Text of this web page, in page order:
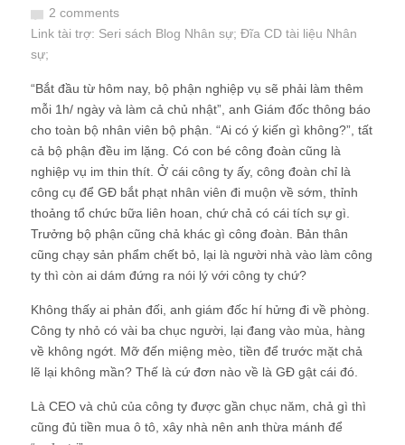
2 comments
Link tài trợ: Seri sách Blog Nhân sự; Đĩa CD tài liệu Nhân
sự;
“Bắt đầu từ hôm nay, bộ phận nghiệp vụ sẽ phải làm thêm
mỗi 1h/ ngày và làm cả chủ nhật”, anh Giám đốc thông báo
cho toàn bộ nhân viên bộ phận. “Ai có ý kiến gì không?”, tất
cả bộ phận đều im lặng. Có con bé công đoàn cũng là
nghiệp vụ im thin thít. Ở cái công ty ấy, công đoàn chỉ là
công cụ để GĐ bắt phạt nhân viên đi muộn về sớm, thỉnh
thoảng tổ chức bữa liên hoan, chứ chả có cái tích sự gì.
Trưởng bộ phận cũng chả khác gì công đoàn. Bản thân
cũng chạy sản phẩm chết bỏ, lại là người nhà vào làm công
ty thì còn ai dám đứng ra nói lý với công ty chứ?
Không thấy ai phản đối, anh giám đốc hí hửng đi về phòng.
Công ty nhỏ có vài ba chục người, lại đang vào mùa, hàng
về không ngớt. Mỡ đến miệng mèo, tiền để trước mặt chả
lẽ lại không mần? Thế là cứ đơn nào về là GĐ gật cái đó.
Là CEO và chủ của công ty được gần chục năm, chả gì thì
cũng đủ tiền mua ô tô, xây nhà nên anh thừa mánh để